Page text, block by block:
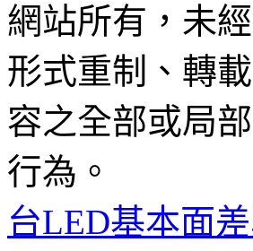
網站所有，未
形式重制、轉
容之全部或局
行為。
台LED基本面